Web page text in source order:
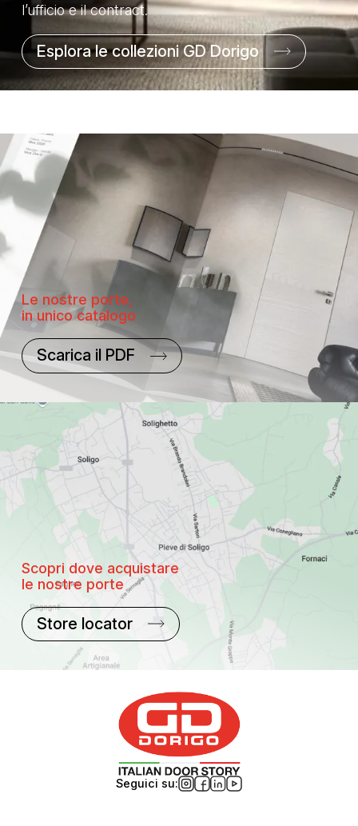
l’ufficio e il contract.
Esplora le collezioni GD Dorigo
Le nostre porte,
in unico catalogo
Scarica il PDF
Scopri dove acquistare
le nostre porte
Store locator
Seguici su: